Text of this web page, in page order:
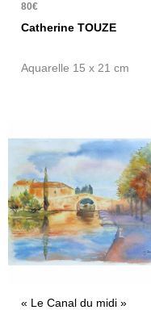
80€
Catherine TOUZE
Aquarelle 15 x 21 cm
« Le Canal du midi »